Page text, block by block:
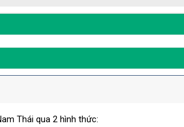
Thái qua 2 hình thức: